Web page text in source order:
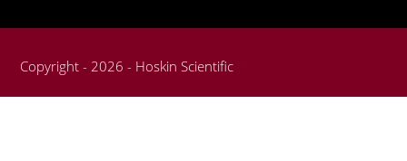
Copyright - 2026 - Hoskin Scientific